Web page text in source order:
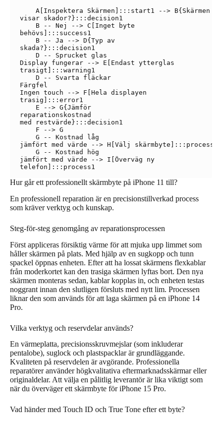
    A[Inspektera Skärmen]:::start1 --> B{Skärmen
visar skador?}:::decision1
    B -- Nej --> C[Inget byte
behövs]:::success1
    B -- Ja --> D{Typ av
skada?}:::decision1
    D -- Sprucket glas
Display fungerar --> E[Endast ytterglas
trasigt]:::warning1
    D -- Svarta fläckar
Färgfel
Ingen touch --> F[Hela displayen
trasig]:::error1
    E --> G{Jämför
reparationskostnad
med restvärde}:::decision1
    F --> G
    G -- Kostnad låg
jämfört med värde --> H[Välj skärmbyte]:::process1
    G -- Kostnad hög
jämfört med värde --> I[Överväg ny
Hur går ett professionellt skärmbyte på iPhone 11 till?
En professionell reparation är en precisionstillverkad process
som kräver verktyg och kunskap.
Steg-för-steg genomgång av reparationsprocessen
Först appliceras försiktig värme för att mjuka upp limmet som
håller skärmen på plats. Med hjälp av en sugkopp och tunn
spackel öppnas enheten. Efter att ha lossat skärmens flexkablar
från moderkortet kan den trasiga skärmen lyftas bort. Den nya
skärmen monteras sedan, kablar kopplas in, och enheten testas
noggrant innan den slutligen försluts med nytt lim. Processen
liknar den som används för att laga skärmen på en iPhone 14
Pro.
Vilka verktyg och reservdelar används?
En värmeplatta, precisionsskruvmejslar (som inkluderar
pentalobe), suglock och plastspacklar är grundläggande.
Kvaliteten på reservdelen är avgörande. Professionella
reparatörer använder högkvalitativa eftermarknadsskärmar eller
originaldelar. Att välja en pålitlig leverantör är lika viktigt som
när du överväger ett skärmbyte för iPhone 15 Pro.
Vad händer med Touch ID och True Tone efter ett byte?